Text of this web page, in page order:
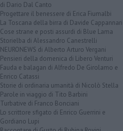
di Dario Dal Canto
Progettare il benessere di Erica Fiumalbi
La Toscana della birra di Davide Cappannari
Cose strane e posti assurdi di Blue Lama
Storielba di Alessandro Canestrelli
NEURONEWS di Alberto Arturo Vergani
Pensieri della domenica di Libero Venturi
Fauda e balagan di Alfredo De Girolamo e
Enrico Catassi
Storie di ordinaria umanità di Nicolò Stella
Parole in viaggio di Tito Barbini
Turbative di Franco Bonciani
Lo scrittore sfigato di Enrico Guerrini e
Gordiano Lupi